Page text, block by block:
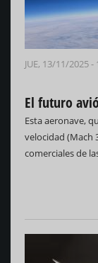
JUE, 13/11/2025 -
El futuro
Esta aeronave,
velocidad (Mach
comerciales de